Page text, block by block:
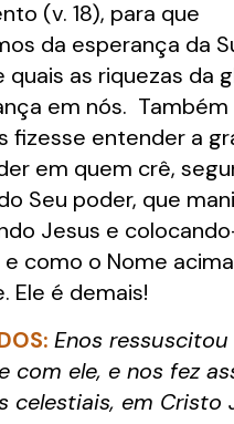
(v. 18), para que
da esperança da
quais as riquezas da
em nós. Também
fizesse entender a
em quem crê,
Seu poder, que
Jesus e
e como o Nome
Ele é demais!
Enos ressuscitou
com ele, e nos fez
celestiais, em Cristo